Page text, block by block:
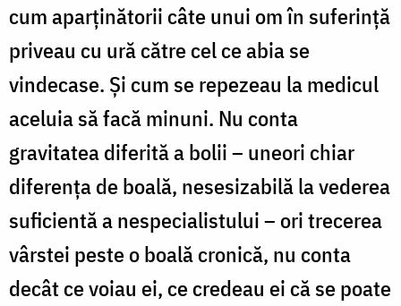
cum aparținătorii câte unui om în suferință
priveau cu ură către cel ce abia se
vindecase. Și cum se repezeau la medicul
aceluia să facă minuni. Nu conta
gravitatea diferită a bolii – uneori chiar
diferența de boală, nesesizabilă la vederea
suficientă a nespecialistului – ori trecerea
vârstei peste o boală cronică, nu conta
decât ce voiau ei, ce credeau ei că se poate